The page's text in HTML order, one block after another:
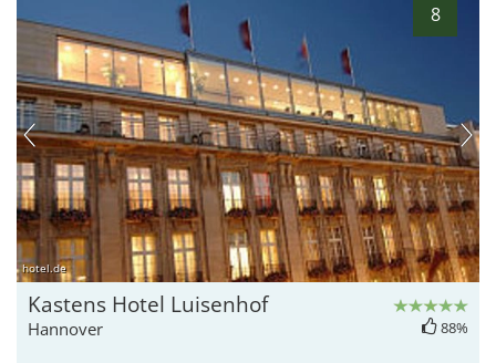
8
hotel.de
Kastens Hotel Luisenhof
Hannover 88%